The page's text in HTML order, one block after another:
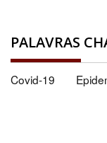
PALAVRAS
Covid-19